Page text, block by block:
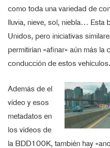
como toda una variedad de
lluvia, nieve, sol, niebla… Esta
Unidos, pero iniciativas
permitirían «afinar» aún más la
conducción de estos vehículos.
Además de el
vídeo y esos
metadatos en
los vídeos de
la BDD100K, también hay